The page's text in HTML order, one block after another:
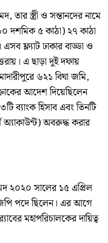
স্ত্রী ও সন্তানদের নামে
দশমিক ৫ কাঠা) ২৭ কাঠা
ফ্ল্যাট ঢাকার বাড্ডা ও
এ ছাড়া দুই দফায়
৬২১ বিঘা জমি,
আদেশ দিয়েছিলেন
ব্যাংক হিসাব এবং তিনটি
অ্যাকাউন্ট) অবরুদ্ধ করার
২০২০ সালের ১৫ এপ্রিল
পদে ছিলেন। এর আগে
মহাপরিচালকের দায়িত্ব